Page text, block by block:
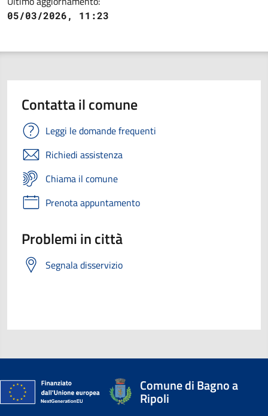
05/03/2026, 11:23
Contatta il comune
Leggi le domande frequenti
Richiedi assistenza
Chiama il comune
Prenota appuntamento
Problemi in città
Segnala disservizio
Comune di Bagno a
Ripoli